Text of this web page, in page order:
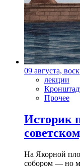
09 августа,
лекции
Прочее
Историк
На Якорной
собором — но